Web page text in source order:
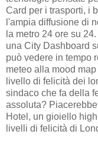
Card per i trasporti, i
l'ampia diffusione di
la metro 24 ore su
una City Dashboard
può vedere in tempo
meteo alla mood
livello di felicità dei
sindaco che fa della
assoluta?
Hotel, un gioiello
livelli di felicità di